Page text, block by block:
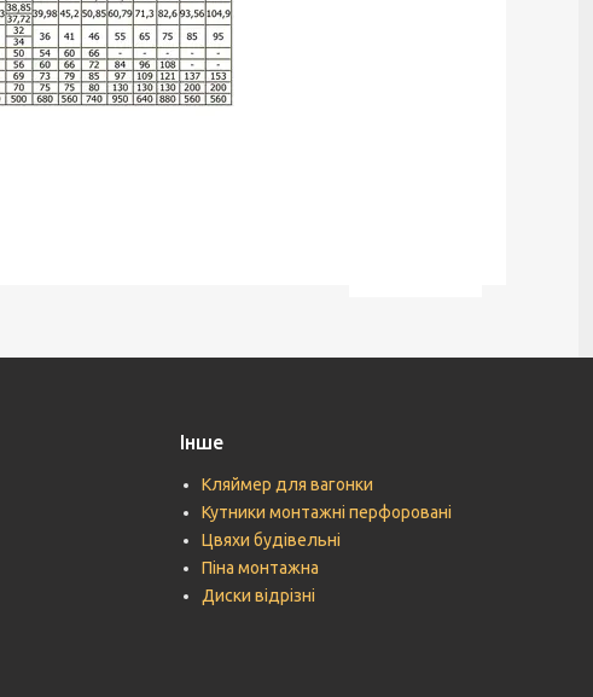
Інше
Кляймер для вагонки
Кутники монтажні перфоровані
Цвяхи будівельні
Піна монтажна
Диски відрізні